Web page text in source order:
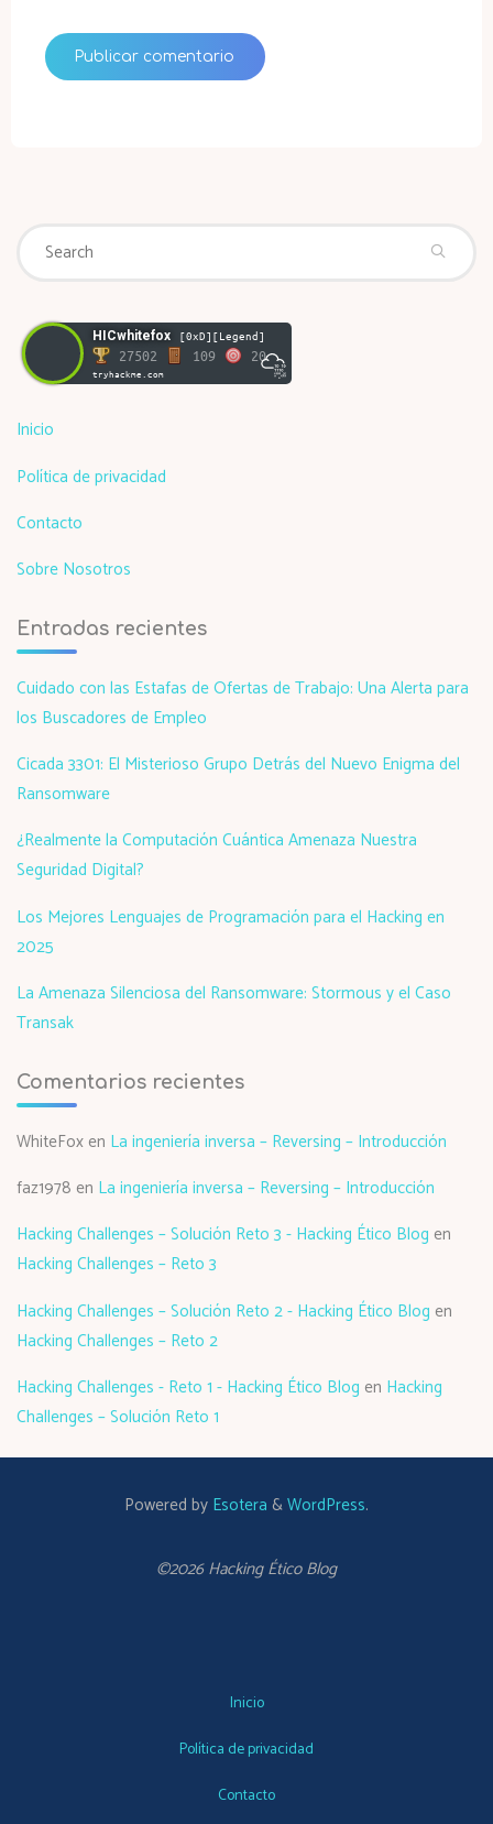
Search
HICwhitefox [0xD][Legend]
27502 109 20
tryhackme.com
Inicio
Política de privacidad
Contacto
Sobre Nosotros
Entradas recientes
Cuidado con las Estafas de Ofertas de Trabajo: Una Alerta para
los Buscadores de Empleo
Cicada 3301: El Misterioso Grupo Detrás del Nuevo Enigma del
Ransomware
¿Realmente la Computación Cuántica Amenaza Nuestra
Seguridad Digital?
Los Mejores Lenguajes de Programación para el Hacking en
2025
La Amenaza Silenciosa del Ransomware: Stormous y el Caso
Transak
Comentarios recientes
WhiteFox en La ingeniería inversa – Reversing – Introducción
faz1978 en La ingeniería inversa – Reversing – Introducción
Hacking Challenges – Solución Reto 3 - Hacking Ético Blog en
Hacking Challenges – Reto 3
Hacking Challenges – Solución Reto 2 - Hacking Ético Blog en
Hacking Challenges – Reto 2
Hacking Challenges - Reto 1 - Hacking Ético Blog en Hacking
Challenges – Solución Reto 1
Powered by Esotera &WordPress.
©2026 Hacking Ético Blog
Inicio
Política de privacidad
Contacto